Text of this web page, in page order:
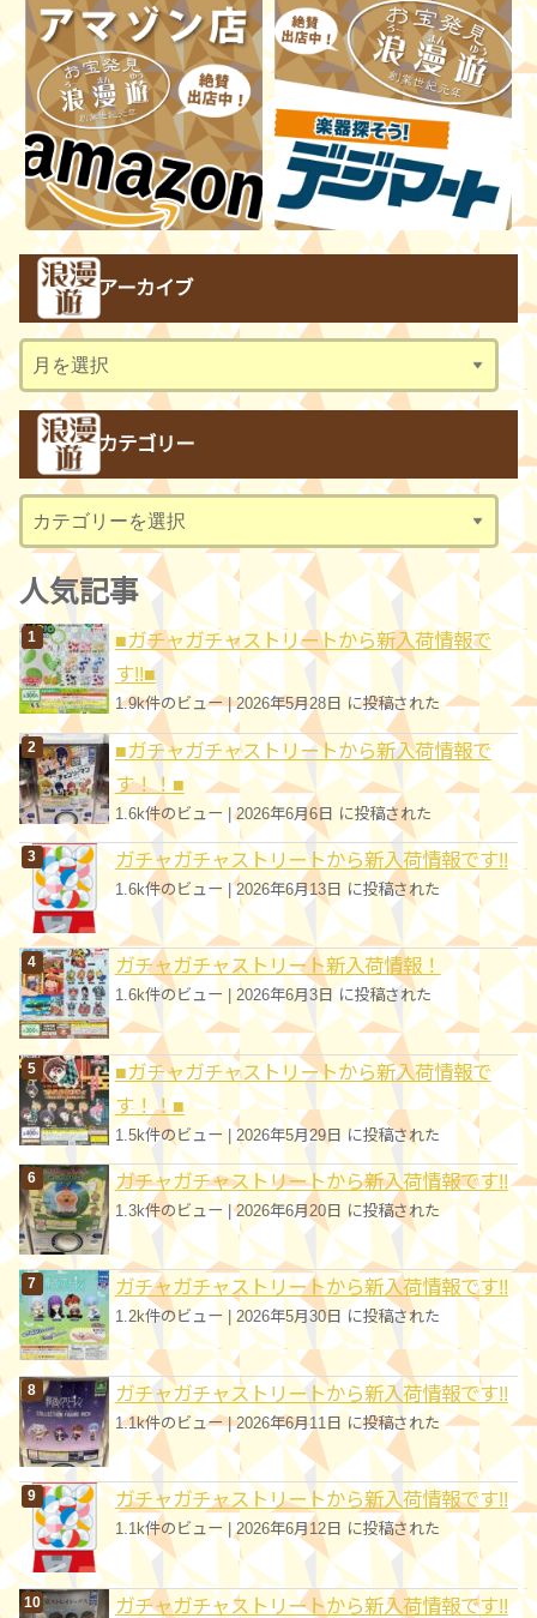
アーカイブ
ア
ー
カ
ブ
カテゴリー
カ
テ
ゴ
リ
ー
人気記事
■ガチャガチャストリートから新入荷情報で
す!!■
1.9k件のビュー|2026年5月28日 に投稿された
■ガチャガチャストリートから新入荷情報で
す！！■
1.6k件のビュー|2026年6月6日 に投稿された
ガチャガチャストリートから新入荷情報です!!
1.6k件のビュー|2026年6月13日 に投稿された
ガチャガチャストリート新入荷情報！
1.6k件のビュー |2026年6月3日 に投稿された
■ガチャガチャストリートから新入荷情報で
す！！■
1.5k件のビュー | 2026年5月29日 に投稿された
ガチャガチャストリートから新入荷情報です!!
1.3k件のビュー|2026年6月20日 に投稿された
ガチャガチャストリートから新入荷情報です!!
1.2k件のビュー |2026年5月30日 に投稿された
ガチャガチャストリートから新入荷情報です!!
1.1k件のビュー|2026年6月11日 に投稿された
ガチャガチャストリートから新入荷情報です!!
1.1k件のビュー|2026年6月12日 に投稿された
ガチャガチャストリートから新入荷情報です!!